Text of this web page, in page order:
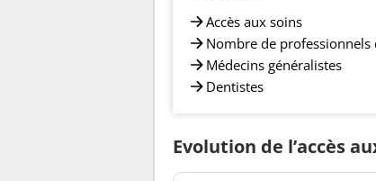
Accès aux soins
Nombre de professionnels
Médecins généralistes
Dentistes
Evolution de l’accès